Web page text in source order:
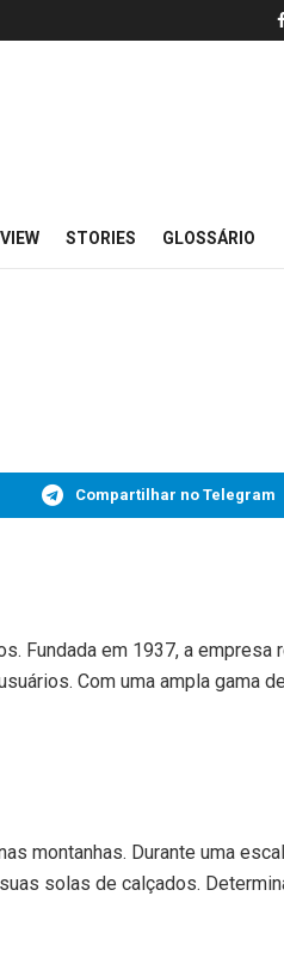
STORIES GLOSSÁRIO
Compartilhar no Telegram
Fundada em 1937, a empresa
Com uma ampla gama
montanhas. Durante uma
solas de calçados.